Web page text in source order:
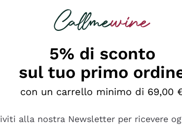
5% di sconto
sul tuo primo
con un carrello minimo di 69,00
alla nostra Newsletter per ricevere